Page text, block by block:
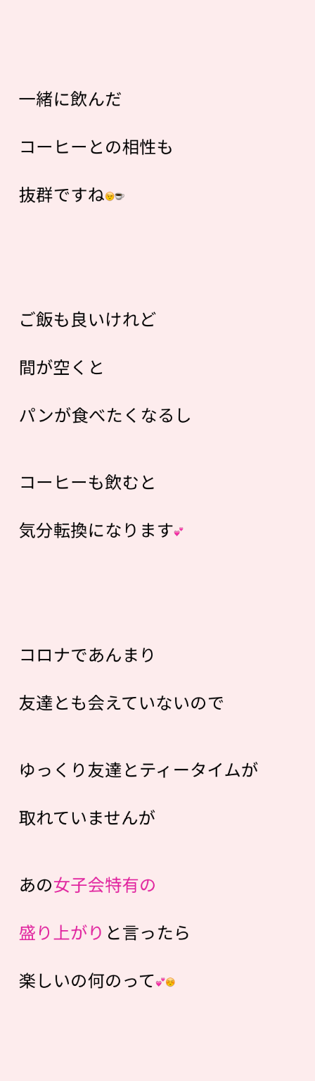
一緒に飲んだ
コーヒーとの相性も
抜群ですね
ご飯も良いけれど
間が空くと
パンが食べたくなるし
コーヒーも飲むと
気分転換になります
コロナであんまり
友達とも会えていないので
ゆっくり友達とティータイムが
取れていませんが
あの女子会特有の
盛り上がり と言ったら
楽しいの何のって